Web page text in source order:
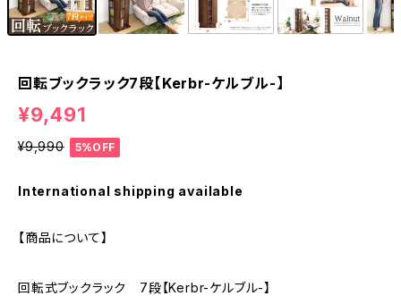
回転ブックラック7段【Kerbr-ケルブル-】
¥9,491
¥9,990 5%OFF
International shipping available
【商品について】
回転式ブックラック 7段【Kerbr-ケルブル-】